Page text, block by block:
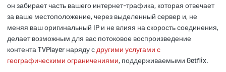
он забирает часть вашего интернет-трафика, которая отвечает
за ваше местоположение, через выделенный сервер и, не
меняя ваш оригинальный IP и не влияя на скорость соединения,
делает возможным для вас потоковое воспроизведение
контента TVPlayer наряду с другими услугами с
географическими ограничениями, поддерживаемыми Getflix.